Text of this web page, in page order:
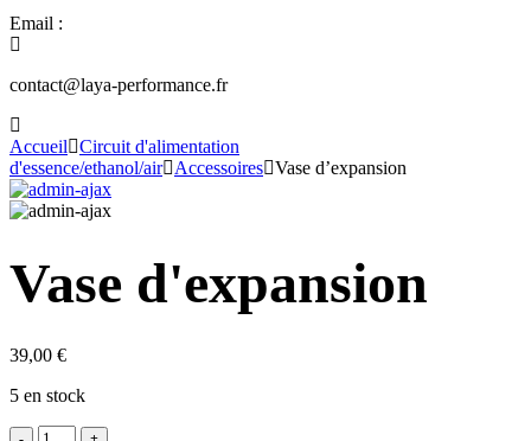
Email :
contact@laya-performance.fr
Accueil
Circuit d'alimentation
d'essence/ethanol/air
Accessoires Vase d’expansion
Vase d'expansion
39,00 €
5 en stock